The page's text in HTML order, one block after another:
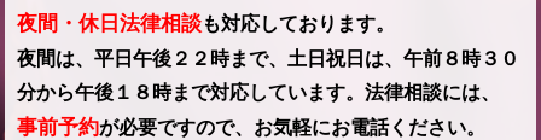
夜間・休日法律相談も対応しております。
夜間は、平日午後２２時まで、土日祝日は、午前８時３０
分から午後１８時まで対応しています。法律相談には、
事前予約が必要ですので、お気軽にお電話ください。